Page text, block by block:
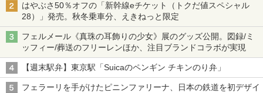
はやぶさ50％オフの「新幹線eチケット（トクだ値スペシャル
28）」発売。秋冬乗車分、えきねっと限定
フェルメール《真珠の耳飾りの少女》展のグッズ公開。図録/ミ
ッフィー/葬送のフリーレンほか、注目ブランドコラボが実現
【週末駅弁】東京駅「Suicaのペンギン チキンのり弁」
フェラーリを手がけたピニンファリーナ、日本の鉄道を初デザイ